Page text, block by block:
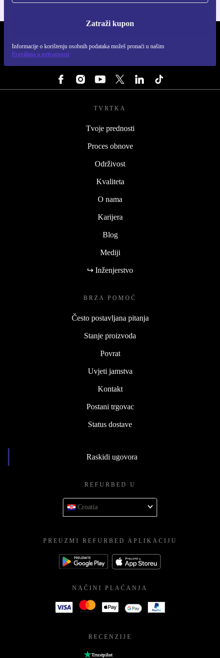
Zatraži kupon
Informacije o korištenju osobnih podataka možeš pronaći u našim
Pravilima o privatnosti
TVRTKA
Tvoje prednosti
Proces obnove
Održivost
Kvaliteta
O nama
Karijera
Blog
Mediji
↪ Inženjerstvo
BRZA POMOĆ
Često postavljana pitanja
Stanje proizvoda
Povrat
Uvjeti jamstva
Kontakt
Postani trgovac
Status dostave
Raskidi ugovora
REFURBED U
Croatia
PREUZMI REFURBED APLIKACIJU
NAČINI PLAĆANJA
RECENZIJE
Trustpilot